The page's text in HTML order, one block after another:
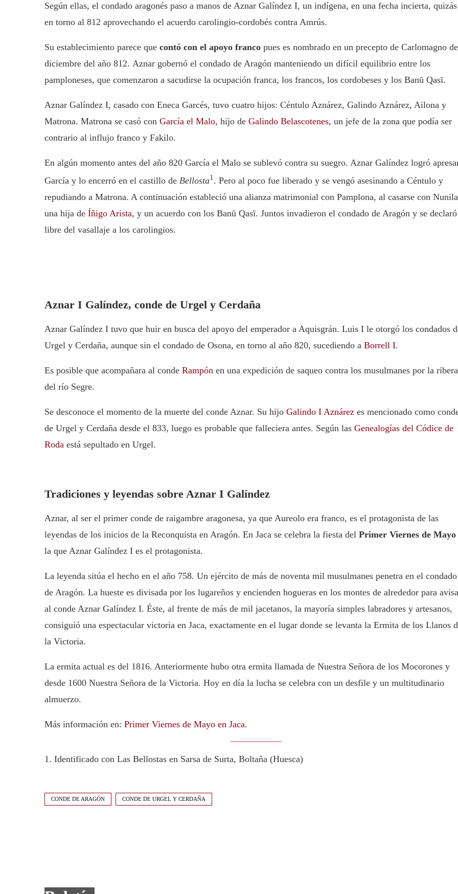
Según ellas, el condado aragonés paso a manos de Aznar Galíndez I, un indígena, en una fecha incierta, quizás
en torno al 812 aprovechando el acuerdo carolingio-cordobés contra Amrús.
Su establecimiento parece que contó con el apoyo franco pues es nombrado en un precepto de Carlomagno de
diciembre del año 812. Aznar gobernó el condado de Aragón manteniendo un difícil equilibrio entre los
pamploneses, que comenzaron a sacudirse la ocupación franca, los francos, los cordobeses y los Banū Qasī.
Aznar Galíndez I, casado con Eneca Garcés, tuvo cuatro hijos: Céntulo Aznárez, Galindo Aznárez, Ailona y
Matrona. Matrona se casó con García el Malo, hijo de Galindo Belascotenes, un jefe de la zona que podía ser
contrario al influjo franco y Fakilo.
En algún momento antes del año 820 García el Malo se sublevó contra su suegro. Aznar Galíndez logró
García y lo encerró en el castillo de Bellosta1 . Pero al poco fue liberado y se vengó asesinando a Céntulo y
repudiando a Matrona. A continuación estableció una alianza matrimonial con Pamplona, al casarse con
una hija de Íñigo Arista, y un acuerdo con los Banū Qasī. Juntos invadieron el condado de Aragón y se declaró
libre del vasallaje a los carolingios.
Aznar I Galíndez, conde de Urgel y Cerdaña
Aznar Galíndez I tuvo que huir en busca del apoyo del emperador a Aquisgrán. Luis I le otorgó los condados
Urgel y Cerdaña, aunque sin el condado de Osona, en torno al año 820, sucediendo a Borrell I.
Es posible que acompañara al conde Rampón en una expedición de saqueo contra los musulmanes por la ribera
del río Segre.
Se desconoce el momento de la muerte del conde Aznar. Su hijo Galindo I Aznárez es mencionado como
de Urgel y Cerdaña desde el 833, luego es probable que falleciera antes. Según las Genealogías del Códice de
Roda está sepultado en Urgel.
Tradiciones y leyendas sobre Aznar I Galíndez
Aznar, al ser el primer conde de raigambre aragonesa, ya que Aureolo era franco, es el protagonista de las
leyendas de los inicios de la Reconquista en Aragón. En Jaca se celebra la fiesta del Primer Viernes de Mayo
la que Aznar Galíndez I es el protagonista.
La leyenda sitúa el hecho en el año 758. Un ejército de más de noventa mil musulmanes penetra en el condado
de Aragón. La hueste es divisada por los lugareños y encienden hogueras en los montes de alrededor para
al conde Aznar Galíndez I. Éste, al frente de más de mil jacetanos, la mayoría simples labradores y artesanos,
consiguió una espectacular victoria en Jaca, exactamente en el lugar donde se levanta la Ermita de los Llanos
la Victoria.
La ermita actual es del 1816. Anteriormente hubo otra ermita llamada de Nuestra Señora de los Mocorones y
desde 1600 Nuestra Señora de la Victoria. Hoy en día la lucha se celebra con un desfile y un multitudinario
almuerzo.
Más información en: Primer Viernes de Mayo en Jaca.
1. Identificado con Las Bellostas en Sarsa de Surta, Boltaña (Huesca)
CONDE DE ARAGÓN CONDE DE URGEL Y CERDAÑA